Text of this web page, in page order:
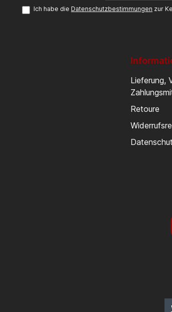
Ich habe die Datenschutzbestimmungen zur
Lieferung,
Retoure